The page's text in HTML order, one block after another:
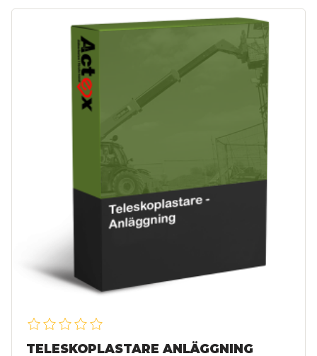
TELESKOPLASTARE ANLÄGGNING